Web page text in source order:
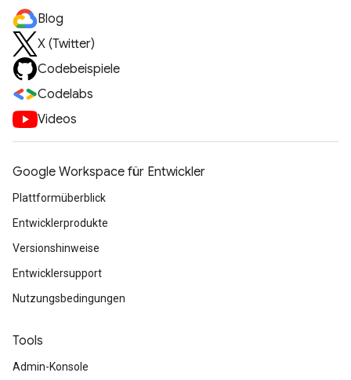
Blog
X (Twitter)
Codebeispiele
Codelabs
Videos
Google Workspace für Entwickler
Plattformüberblick
Entwicklerprodukte
Versionshinweise
Entwicklersupport
Nutzungsbedingungen
Tools
Admin-Konsole